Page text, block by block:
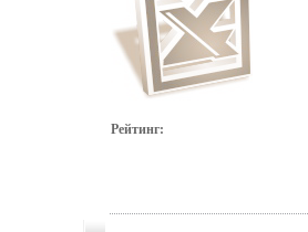
Рейтинг: